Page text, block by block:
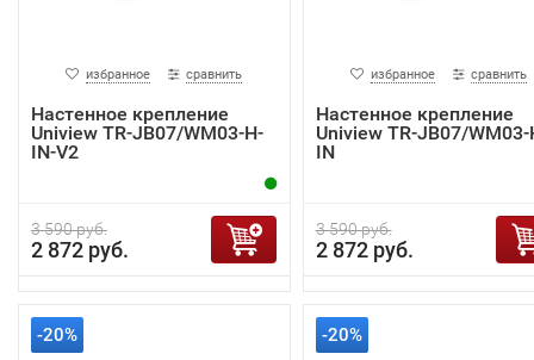
избранное сравнить
Настенное крепление
Uniview TR-JB07/WM03-H-
IN-V2
3 590 руб.
2 872 руб.
избранное сравнить
Настенное крепление
Uniview TR-JB07/WM03-
IN
3 590 руб.
2 872 руб.
-20% -20%